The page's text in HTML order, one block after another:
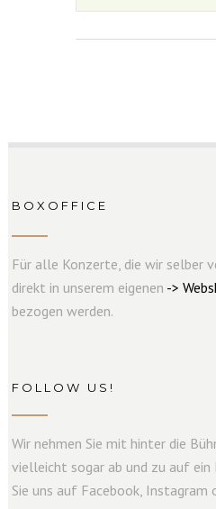
BOXOFFICE
Für alle Konzerte, die wir selber
direkt in unserem eigenen ->Webs
bezogen werden.
FOLLOW US!
Wir nehmen Sie mit hinter die
vielleicht sogar ab und zu auf ein
Sie uns auf Facebook, Instagram